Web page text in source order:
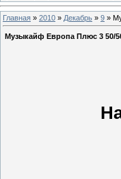
Главная » 2010 » Декабрь » 9 »
Музыкайф Европа Плюс 3 50/